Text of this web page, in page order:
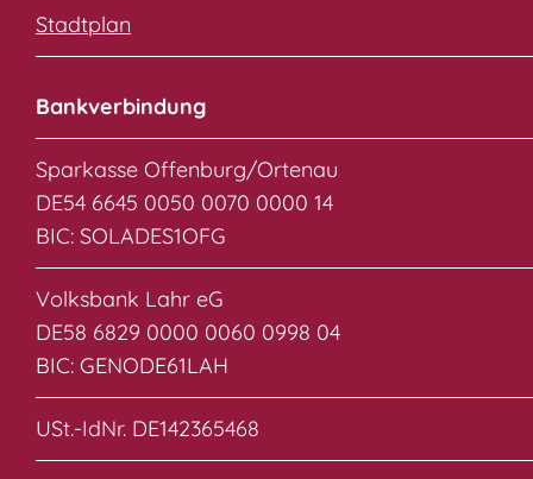
Stadtplan
Bankverbindung
Sparkasse Offenburg/Ortenau
DE54 6645 0050 0070 0000 14
BIC: SOLADES1OFG
Volksbank Lahr eG
DE58 6829 0000 0060 0998 04
BIC: GENODE61LAH
USt.-IdNr. DE142365468